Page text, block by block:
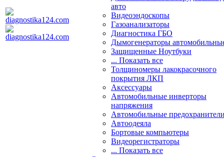
авто
Видеоэндоскопы
Газоанализаторы
Диагностика ГБО
Дымогенераторы
Защищенные Ноутбуки
... Показать все
Толщиномеры лакокрасочного
покрытия ЛКП
Аксессуары
Автомобильные инверторы
напряжения
Автомобильные
Автоодеяла
Бортовые компьютеры
Видеорегистраторы
... Показать все